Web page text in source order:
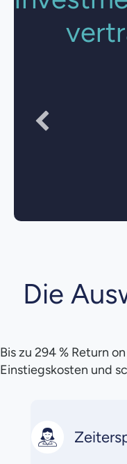
Die
Bis zu 294 % Return
Einstiegskosten und